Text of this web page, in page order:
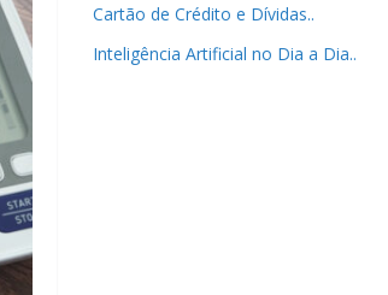
Cartão de Crédito e Dívidas..
Inteligência Artificial no Dia a Dia..